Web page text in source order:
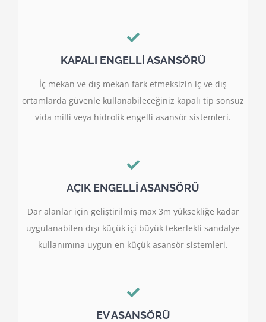
KAPALI ENGELLİ ASANSÖRÜ
İç mekan ve dış mekan fark etmeksizin iç ve dış
ortamlarda güvenle kullanabileceğiniz kapalı tip sonsuz
vida milli veya hidrolik engelli asansör sistemleri.
AÇIK ENGELLİ ASANSÖRÜ
Dar alanlar için geliştirilmiş max 3m yüksekliğe kadar
uygulanabilen dışı küçük içi büyük tekerlekli sandalye
kullanımına uygun en küçük asansör sistemleri.
EV ASANSÖRÜ